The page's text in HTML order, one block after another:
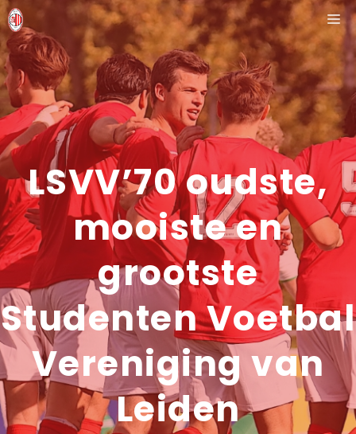
Ga
naar
de
inhoud
LSVV’70 oudste,
mooiste en
grootste
Studenten Voetbal
Vereniging van
Leiden